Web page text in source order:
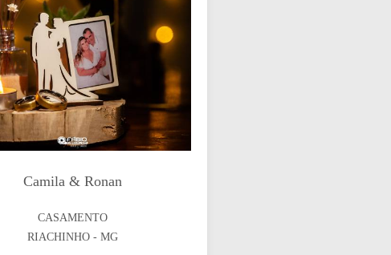
Camila & Ronan
CASAMENTO
RIACHINHO - MG